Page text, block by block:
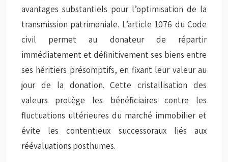
avantages substantiels pour l’optimisation de la
transmission patrimoniale. L’article 1076 du Code
civil permet au donateur de répartir
immédiatement et définitivement ses biens entre
ses héritiers présomptifs, en fixant leur valeur au
jour de la donation. Cettecristallisation des
valeurs protège les bénéficiaires contre les
fluctuations ultérieures du marché immobilier et
évite les contentieux successoraux liés aux
réévaluations posthumes.